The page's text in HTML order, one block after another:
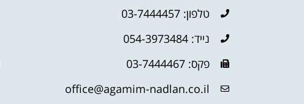
טלפון: 03-7444457
נייד: 054-3973484
פקס: 03-7444467
office@agamim-nadlan.co.il